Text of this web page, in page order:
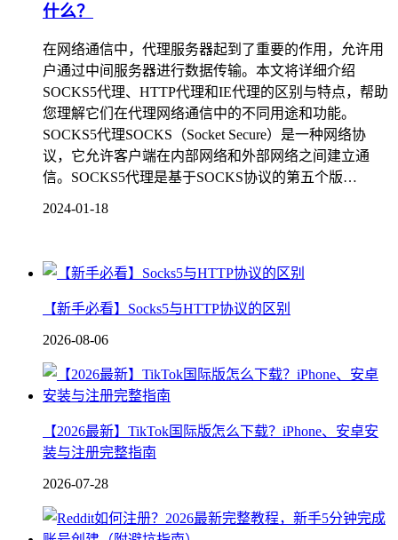
什么？
在网络通信中，代理服务器起到了重要的作用，允许用
户通过中间服务器进行数据传输。本文将详细介绍
SOCKS5代理、HTTP代理和IE代理的区别与特点，帮助
您理解它们在代理网络通信中的不同用途和功能。
SOCKS5代理SOCKS（Socket Secure）是一种网络协
议，它允许客户端在内部网络和外部网络之间建立通
信。SOCKS5代理是基于SOCKS协议的第五个版…
2024-01-18
【新手必看】Socks5与HTTP协议的区别
2026-08-06
【2026最新】TikTok国际版怎么下载？iPhone、安卓安
装与注册完整指南
2026-07-28